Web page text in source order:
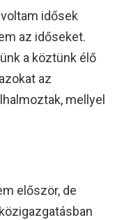
idősek
az időseket.
a köztünk élő
az
mellyel
először, de